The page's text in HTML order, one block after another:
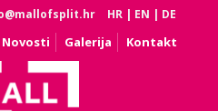
HR | EN | DE
Novosti Galerija Kontakt